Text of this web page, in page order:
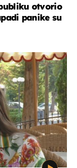
otvorio
panike su